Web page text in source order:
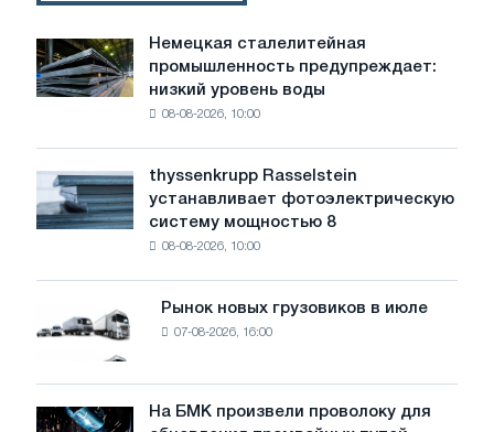
Немецкая
сталелитейная
промышленность
предупреждает:
воды
угрожает
безопасности
Немецкая сталелитейная
промышленность предупреждает:
низкий уровень воды
08-08-2026, 10:00
thyssenkrupp
Rasselstein
устанавливает
фотоэлектрическую
достижения
целей
thyssenkrupp Rasselstein
устанавливает фотоэлектрическую
систему мощностью 8
08-08-2026, 10:00
Рынок
новых
грузовиков
в
июле
Рынок новых грузовиков в июле
07-08-2026, 16:00
На
На БМК произвели проволоку для